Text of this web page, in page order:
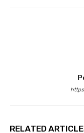
RELATED